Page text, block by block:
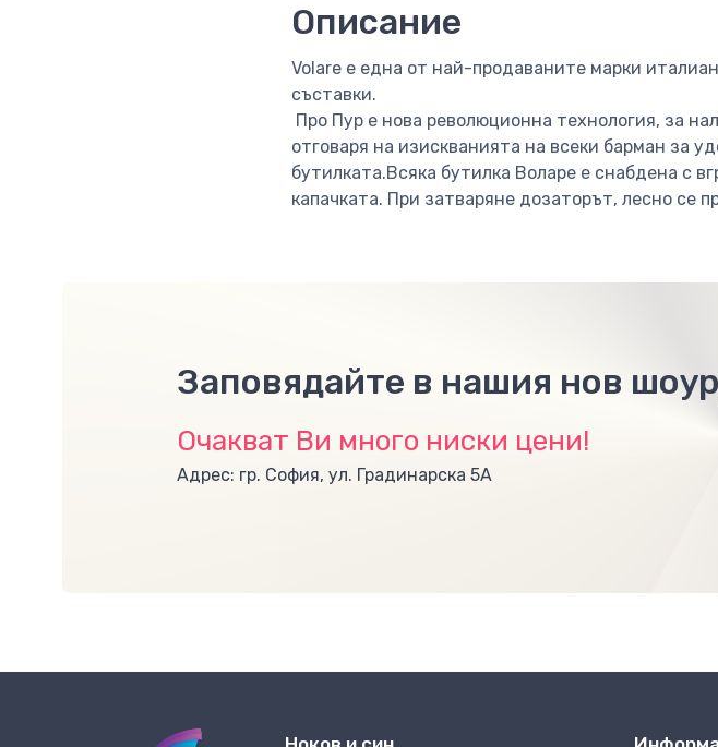
Описание
Volare е една от най-продаваните марки
съставки.
Про Пур е нова революционна технология, за
отговаря на изискванията на всеки барман за
бутилката.Всяка бутилка Воларе е снабдена с
капачката. При затваряне дозаторът, лесно се
Заповядайте в нашия нов
Очакват Ви много ниски цени!
Адрес: гр. София, ул. Градинарска 5А